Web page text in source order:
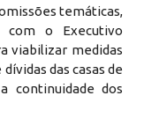
temáticas,
com o Executivo
viabilizar medidas
das casas de
continuidade dos